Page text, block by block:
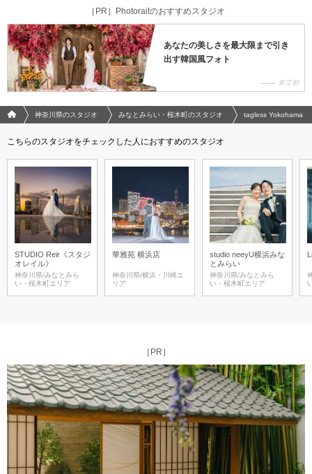
［PR］Photoraitのおすすめスタジオ
あなたの美しさを最大限まで引き
出す韓国風フォト
東京都
フォトウエディング/結婚写真のPhotorait ホーム
神奈川県のスタジオ みなとみらい・桜木町のスタジオ tagless Yokohama
こちらのスタジオをチェックした人におすすめのスタジオ
STUDIO Reir《スタジ
オレイル》
神奈川県/みなとみら
い・桜木町エリア
華雅苑 横浜店
神奈川県/横浜・川崎エ
リア
studio neeyU横浜みな
とみらい
神奈川県/みなとみら
い・桜木町エリア
［PR］